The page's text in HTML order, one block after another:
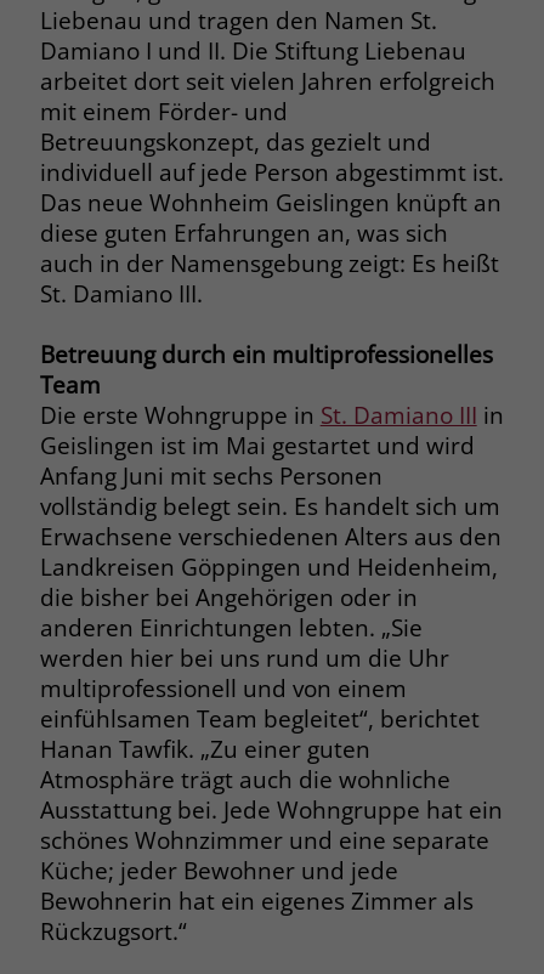
Liebenau und tragen den Namen St.
Damiano I und II. Die Stiftung Liebenau
arbeitet dort seit vielen Jahren erfolgreich
mit einem Förder- und
Betreuungskonzept, das gezielt und
individuell auf jede Person abgestimmt ist.
Das neue Wohnheim Geislingen knüpft an
diese guten Erfahrungen an, was sich
auch in der Namensgebung zeigt: Es heißt
St. Damiano III.
Betreuung durch ein multiprofessionelles
Team
Die erste Wohngruppe in St. Damiano III in
Geislingen ist im Mai gestartet und wird
Anfang Juni mit sechs Personen
vollständig belegt sein. Es handelt sich um
Erwachsene verschiedenen Alters aus den
Landkreisen Göppingen und Heidenheim,
die bisher bei Angehörigen oder in
anderen Einrichtungen lebten. „Sie
werden hier bei uns rund um die Uhr
multiprofessionell und von einem
einfühlsamen Team begleitet“, berichtet
Hanan Tawfik. „Zu einer guten
Atmosphäre trägt auch die wohnliche
Ausstattung bei. Jede Wohngruppe hat ein
schönes Wohnzimmer und eine separate
Küche; jeder Bewohner und jede
Bewohnerin hat ein eigenes Zimmer als
Rückzugsort.“
welche Werbeanzeige geklickt wurde,
sodass erzielte Erfolge wie z.B.
Bestellungen oder Kontaktanfragen der
Anzeige zugewiesen werden können.
Name _gcl_dc
Anbieter Google Ads
Laufzeit 90 Tage
Zweck
User über einen Klick auf eine Google
Es enthält Informationen darüber,
welche Werbeanzeige geklickt wurde,
sodass erzielte Erfolge wie z.B.
Bestellungen oder Kontaktanfragen der
Anzeige zugewiesen werden können.
Name _fbp
Anbieter Facebook
Laufzeit 3 Monate
Der Zweck von _fbp ist vollständig auf
die Werbe- und Analysebemühungen
von Facebook zurückzuführen. Dieses
Cookie ist ein Erstanbieter-Cookie, d. h.
Facebook platziert es, während ein
Verbraucher auf Facebook ist. Dieses
Cookie verfolgt die Besuche eines
Nutzers auf verschiedenen Websites